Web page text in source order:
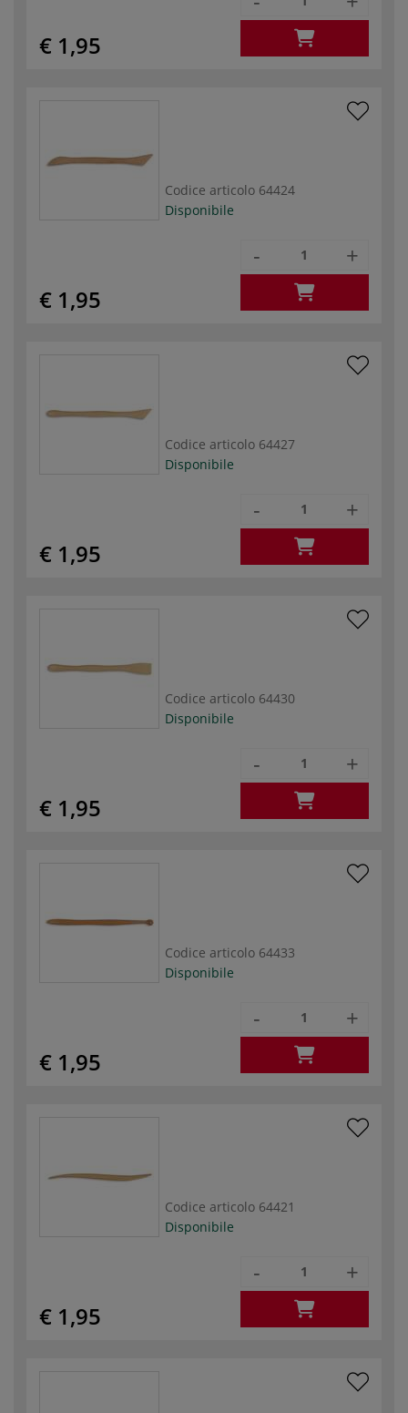
€ 1,95
Codice articolo 64424
Disponibile
€ 1,95
- +
Codice articolo 64427
Disponibile
€ 1,95
- +
Codice articolo 64430
Disponibile
€ 1,95
- +
Codice articolo 64433
Disponibile
€ 1,95
- +
Codice articolo 64421
Disponibile
€ 1,95
- +